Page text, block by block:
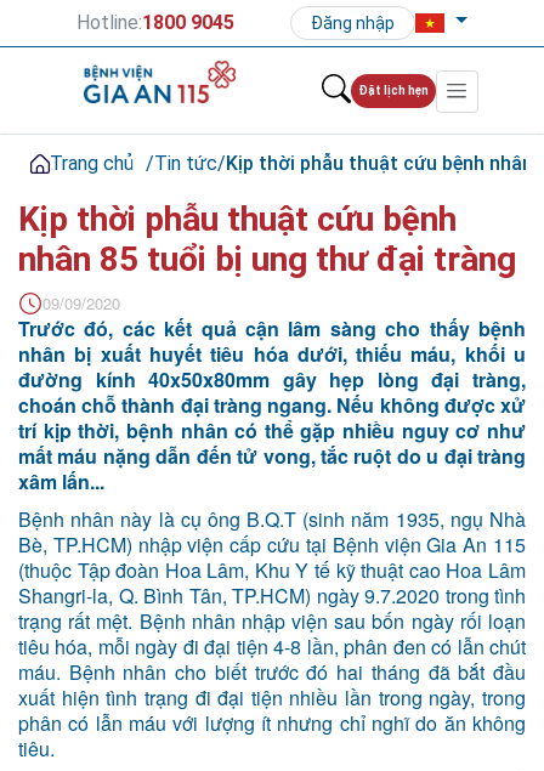
Hotline:1800 9045 Đăng nhập
Đặt lịch hẹn
Trang chủ /Tin tức/Kịp thời phẫu thuật cứu bệnh
Kịp thời phẫu thuật cứu bệnh
nhân 85 tuổi bị ung thư đại tràng
09/09/2020
Trước đó, các kết quả cận lâm sàng cho thấy bệnh
nhân bị xuất huyết tiêu hóa dưới, thiếu máu, khối u
đường kính 40x50x80mm gây hẹp lòng đại tràng,
choán chỗ thành đại tràng ngang. Nếu không được xử
trí kịp thời, bệnh nhân có thể gặp nhiều nguy cơ như
mất máu nặng dẫn đến tử vong, tắc ruột do u đại tràng
xâm lấn...
Bệnh nhân này là cụ ông B.Q.T (sinh năm 1935, ngụ Nhà
Bè, TP.HCM) nhập viện cấp cứu tại Bệnh viện Gia An 115
(thuộc Tập đoàn Hoa Lâm, Khu Y tế kỹ thuật cao Hoa Lâm
Shangri-la, Q. Bình Tân, TP.HCM) ngày 9.7.2020 trong tình
trạng rất mệt. Bệnh nhân nhập viện sau bốn ngày rối loạn
tiêu hóa, mỗi ngày đi đại tiện 4-8 lần, phân đen có lẫn chút
máu. Bệnh nhân cho biết trước đó hai tháng đã bắt đầu
xuất hiện tình trạng đi đại tiện nhiều lần trong ngày, trong
phân có lẫn máu với lượng ít nhưng chỉ nghĩ do ăn không
tiêu.